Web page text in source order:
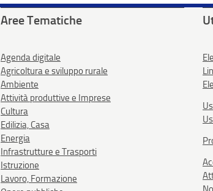
Aree Tematiche
Agenda digitale
Agricoltura e sviluppo rurale
Ambiente
Attività produttive e Imprese
Cultura
Edilizia, Casa
Energia
Infrastrutture e Trasporti
Istruzione
Lavoro, Formazione